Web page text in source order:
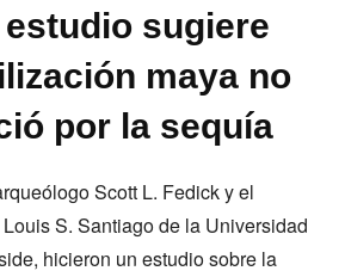
sugiere
maya no
por la sequía
Scott L. Fedick y el
S. Santiago de la Universidad
hicieron un estudio sobre la